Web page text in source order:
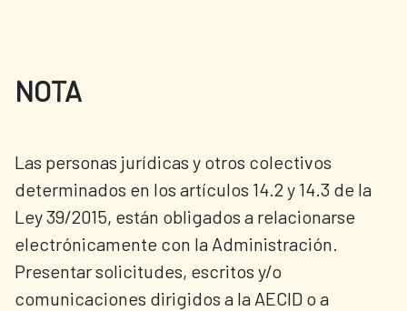
NOTA
Las personas jurídicas y otros colectivos
determinados en los artículos 14.2 y 14.3 de la
Ley 39/2015, están obligados a relacionarse
electrónicamente con la Administración.
Presentar solicitudes, escritos y/o
comunicaciones dirigidos a la AECID o a